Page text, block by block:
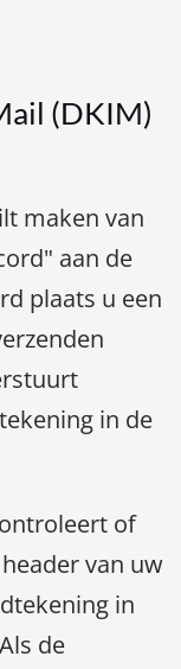
(DKIM)
maken van
aan de
plaats u een
in de
of
van uw
in
de